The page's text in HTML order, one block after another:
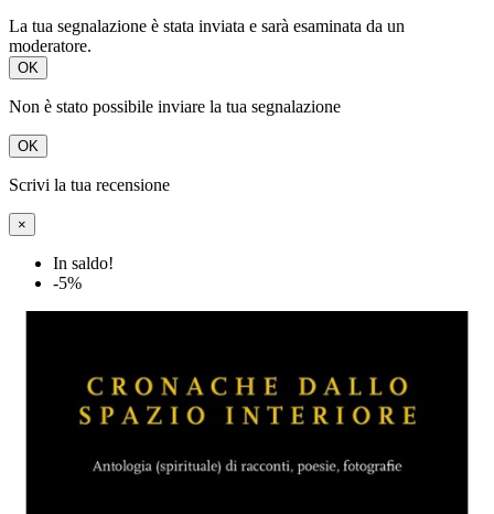
La tua segnalazione è stata inviata e sarà esaminata da un
moderatore.
OK
Non è stato possibile inviare la tua segnalazione
OK
Scrivi la tua recensione
×
In saldo!
-5%